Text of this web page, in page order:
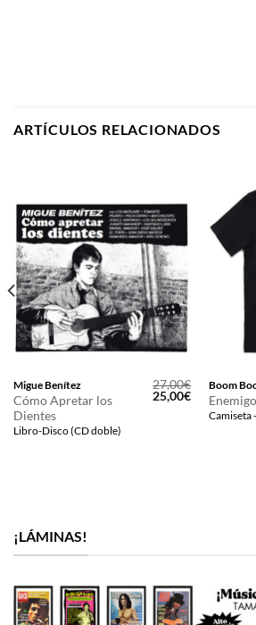
ARTÍCULOS RELACIONADOS
Migue Benítez
Cómo Apretar los
Dientes
Libro-Disco (CD doble)
27,00€
El
precio
25,00€El
precio
actual
Boom
Camiseta
¡LÁMINAS!